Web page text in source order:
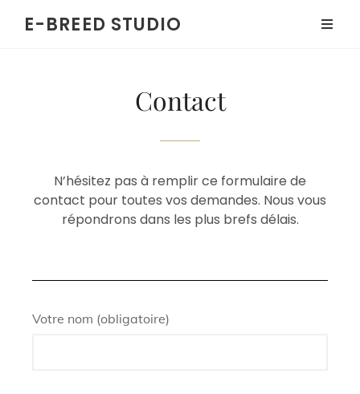
E-BREED STUDIO
Contact
N’hésitez pas à remplir ce formulaire de
contact pour toutes vos demandes. Nous vous
répondrons dans les plus brefs délais.
Votre nom (obligatoire)